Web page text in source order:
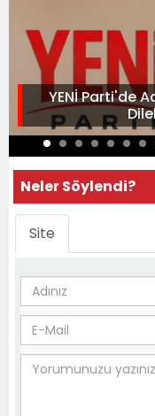
YENİ Parti'de
Neler Söylendi?
Site